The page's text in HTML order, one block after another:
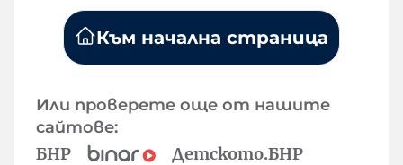
Към начална страница
Или проверете още от нашите
сайтове:
БНР
Детското.БНР